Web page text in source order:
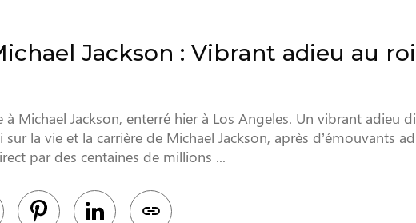
Jackson : Vibrant adieu au
Michael Jackson, enterré hier à Los Angeles. Un vibrant adieu
la vie et la carrière de Michael Jackson, après d’émouvants
par des centaines de millions ...